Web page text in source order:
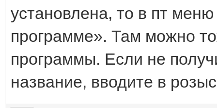
установлена, то в пт
программе». Там можно
программы. Если не
название, вводите в